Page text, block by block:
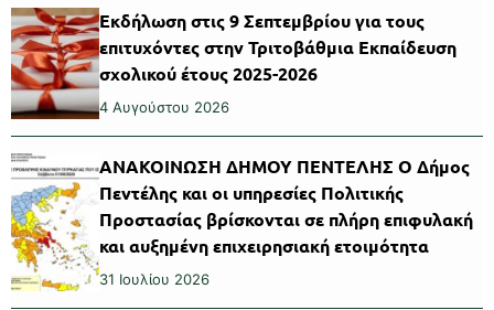
Εκδήλωση στις 9 Σεπτεμβρίου για τους
επιτυχόντες στην Τριτοβάθμια Εκπαίδευση
σχολικού έτους 2025-2026
4 Αυγούστου 2026
ΑΝΑΚΟΙΝΩΣΗ ΔΗΜΟΥ ΠΕΝΤΕΛΗΣ Ο Δήμος
Πεντέλης και οι υπηρεσίες Πολιτικής
Προστασίας βρίσκονται σε πλήρη επιφυλακή
και αυξημένη επιχειρησιακή ετοιμότητα
31 Ιουλίου 2026